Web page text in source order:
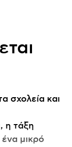
σχολεία και
η τάξη
μικρό